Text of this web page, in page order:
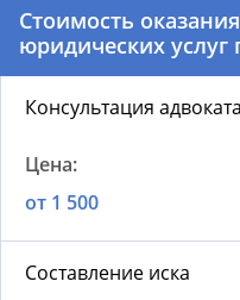
Стоимость
юридических
Консультация адвоката
от 1 500
Составление иска